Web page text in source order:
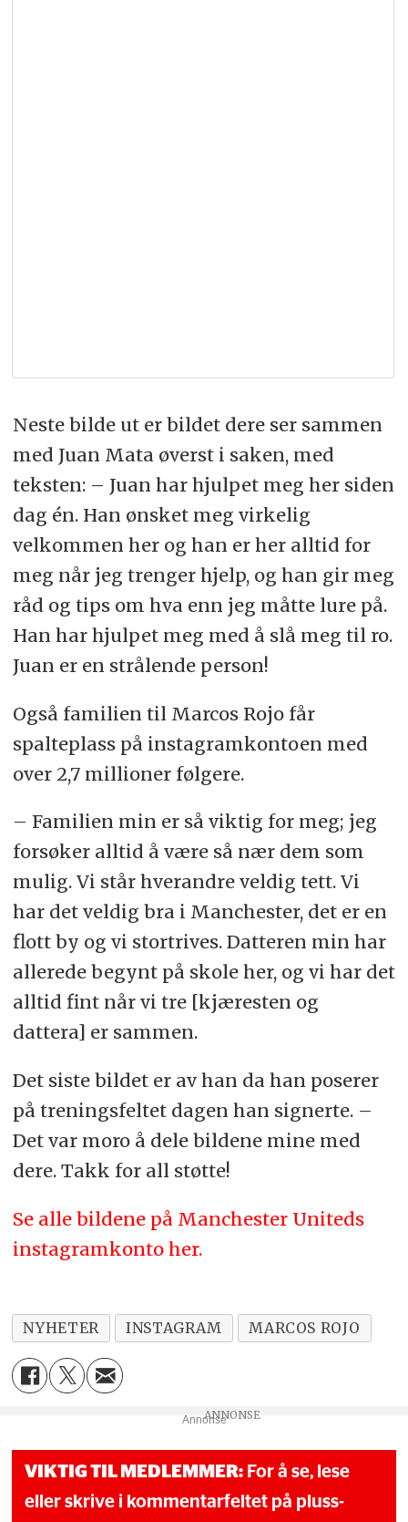
Neste bilde ut er bildet dere ser sammen
med Juan Mata øverst i saken, med
teksten: – Juan har hjulpet meg her siden
dag én. Han ønsket meg virkelig
velkommen her og han er her alltid for
meg når jeg trenger hjelp, og han gir meg
råd og tips om hva enn jeg måtte lure på.
Han har hjulpet meg med å slå meg til ro.
Juan er en strålende person!
Også familien til Marcos Rojo får
spalteplass på instagramkontoen med
over 2,7 millioner følgere.
– Familien min er så viktig for meg; jeg
forsøker alltid å være så nær dem som
mulig. Vi står hverandre veldig tett. Vi
har det veldig bra i Manchester, det er en
flott by og vi stortrives. Datteren min har
allerede begynt på skole her, og vi har det
alltid fint når vi tre [kjæresten og
dattera] er sammen.
Det siste bildet er av han da han poserer
på treningsfeltet dagen han signerte. –
Det var moro å dele bildene mine med
dere. Takk for all støtte!
Se alle bildene på Manchester Uniteds
instagramkonto her.
NYHETER INSTAGRAM MARCOS ROJO
Annonse
VIKTIG TIL MEDLEMMER: For å se, lese
eller skrive i kommentarfeltet på pluss-